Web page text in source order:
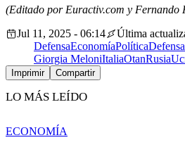
(Editado por Euractiv.com y Fernando
Jul 11, 2025 - 06:14
Última
DefensaEconomíaPolíticaDefensa
Giorgia MeloniItaliaOtanRusia
Imprimir Compartir
LO MÁS LEÍDO
ECONOMÍA